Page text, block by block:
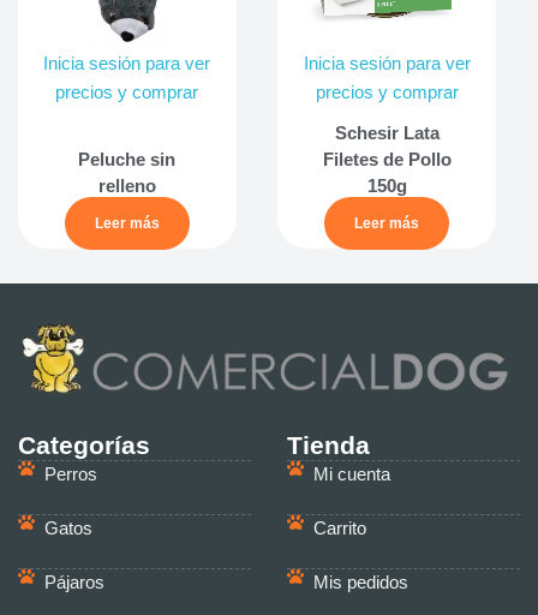
Inicia sesión para ver
precios y comprar
Peluche sin
relleno
Leer más
Inicia sesión para ver
precios y comprar
Schesir Lata
Filetes de Pollo
150g
Leer más
Categorías
Perros
Gatos
Pájaros
Tienda
Mi cuenta
Carrito
Mis pedidos